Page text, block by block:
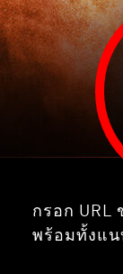
กรอก URL
พร้อมทั้งแน